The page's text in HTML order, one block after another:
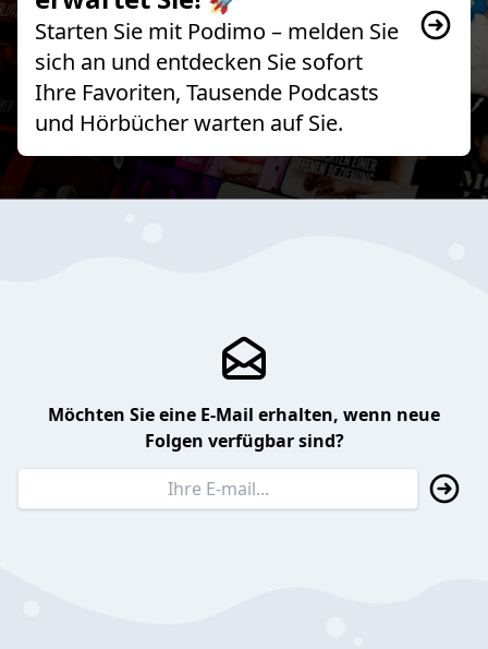
Starten Sie mit Podimo – melden Sie
sich an und entdecken Sie sofort
Ihre Favoriten, Tausende Podcasts
und Hörbücher warten auf Sie.
Möchten Sie eine E-Mail erhalten, wenn neue
Folgen verfügbar sind?